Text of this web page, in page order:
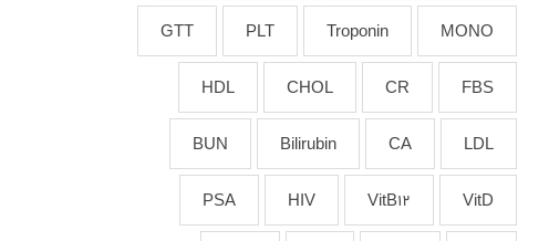
MONO
Troponin
PLT
GTT
FBS
CR
CHOL
HDL
LDL
CA
Bilirubin
BUN
VitD
VitB12
HIV
PSA